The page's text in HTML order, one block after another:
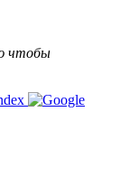
чтобы